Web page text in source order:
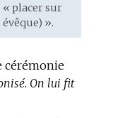
« placer sur
».
cérémonie
On lui fit